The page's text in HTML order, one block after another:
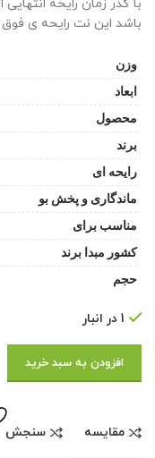
با گذر زمان رایحه
باشد این نت رایحه ی فوق
وزن
ابعاد
محصول
برند
رایحه ای
ماندگاری و پخش بو
مناسب برای
کشور مبدا برند
حجم
1 در انبار
افزودن به سبد خرید
مقایسه
سنجش